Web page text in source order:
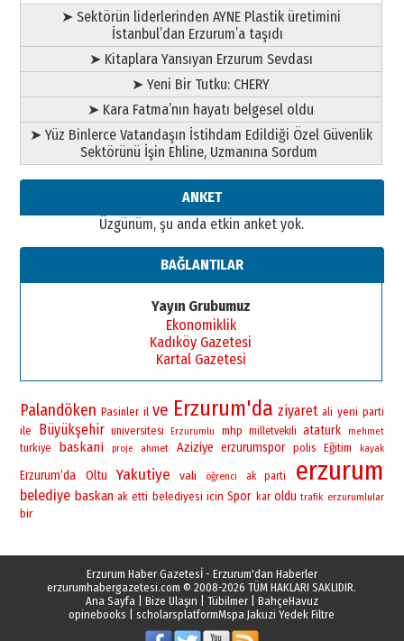
➤ Sektörün liderlerinden AYNE Plastik üretimini
İstanbul’dan Erzurum’a taşıdı
➤ Kitaplara Yansıyan Erzurum Sevdası
➤ Yeni Bir Tutku: CHERY
➤ Kara Fatma’nın hayatı belgesel oldu
➤ Yüz Binlerce Vatandaşın İstihdam Edildiği Özel Güvenlik
Sektörünü İşin Ehline, Uzmanına Sordum
ANKET
Üzgünüm, şu anda etkin anket yok.
BAĞLANTILAR
Yayın Grubumuz
Ekonomiklik
Kadıköy Gazetesi
Kartal Gazetesi
Palandöken Pasinler il ve Erzurum'da ziyaret ali yeni parti
ile Büyükşehir universitesi Erzurumlu mhp milletvekili ataturk mehmet
turkiye baskani proje ahmet Aziziye erzurumspor polis Eğitim kayak
Erzurum’da Oltu Yakutiye vali öğrenci ak parti erzurum
belediye baskan ak etti belediyesi icin Spor kar oldu trafik erzurumlular
bir
Erzurum Haber Gazetesİ - Erzurum'dan Haberler
erzurumhabergazetesi.com © 2008-2026 TÜM HAKLARI SAKLIDIR.
Ana Sayfa| Bize Ulaşın Tübilmer| BahçeHavuz
opinebooks |scholarsplatformMspa Jakuzi Yedek Filtre